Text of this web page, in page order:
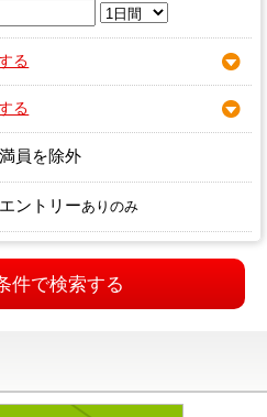
る
る
満員を除外
エントリーありのみ
件で検索する